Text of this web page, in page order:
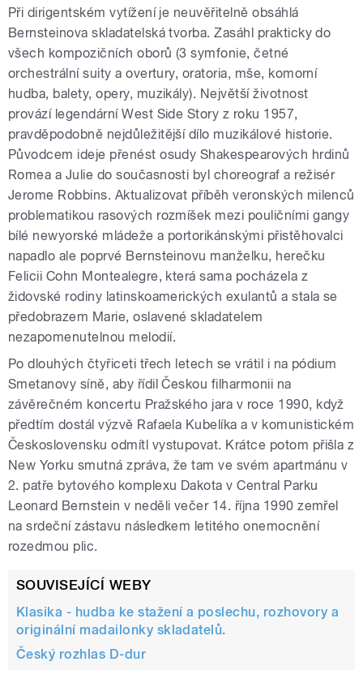
Při dirigentském vytížení je neuvěřitelně obsáhlá
Bernsteinova skladatelská tvorba. Zasáhl prakticky do
všech kompozičních oborů (3 symfonie, četné
orchestrální suity a overtury, oratoria, mše, komorní
hudba, balety, opery, muzikály). Největší životnost
provází legendární West Side Story z roku 1957,
pravděpodobně nejdůležitější dílo muzikálové historie.
Původcem ideje přenést osudy Shakespearových hrdinů
Romea a Julie do současnosti byl choreograf a režisér
Jerome Robbins. Aktualizovat příběh veronských milenců
problematikou rasových rozmíšek mezi pouličními gangy
bílé newyorské mládeže a portorikánskými přistěhovalci
napadlo ale poprvé Bernsteinovu manželku, herečku
Felicii Cohn Montealegre, která sama pocházela z
židovské rodiny latinskoamerických exulantů a stala se
předobrazem Marie, oslavené skladatelem
nezapomenutelnou melodií.
Po dlouhých čtyřiceti třech letech se vrátil i na pódium
Smetanovy síně, aby řídil Českou filharmonii na
závěrečném koncertu Pražského jara v roce 1990, když
předtím dostál výzvě Rafaela Kubelíka a v komunistickém
Československu odmítl vystupovat. Krátce potom přišla z
New Yorku smutná zpráva, že tam ve svém apartmánu v
2. patře bytového komplexu Dakota v Central Parku
Leonard Bernstein v neděli večer 14. října 1990 zemřel
na srdeční zástavu následkem letitého onemocnění
rozedmou plic.
SOUVISEJÍCÍ WEBY
Klasika - hudba ke stažení a poslechu, rozhovory a
originální madailonky skladatelů.
Český rozhlas D-dur